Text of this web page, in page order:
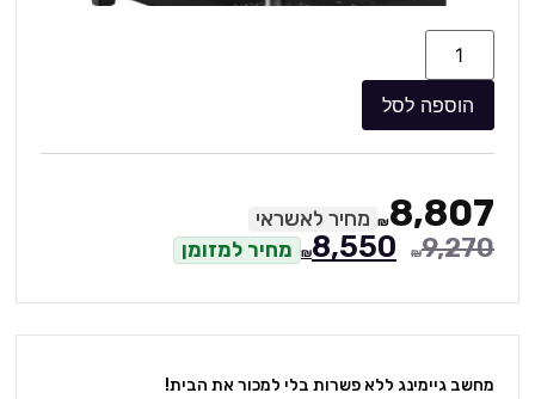
הוספה לסל
₪8,807 מחיר לאשראי
₪9,270
₪8,550 מחיר למזומן
מחשב גיימינג ללא פשרות בלי למכור את הבית!